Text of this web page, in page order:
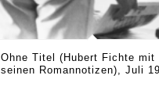
Ohne Titel (Hubert Fichte mit
seinen Romannotizen), Juli